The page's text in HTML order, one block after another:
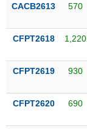
CACB2613 570
CFPT2618 1,220
CFPT2619 930
CFPT2620 690
VỤ
THÔNG
TIỆN
ÍCH